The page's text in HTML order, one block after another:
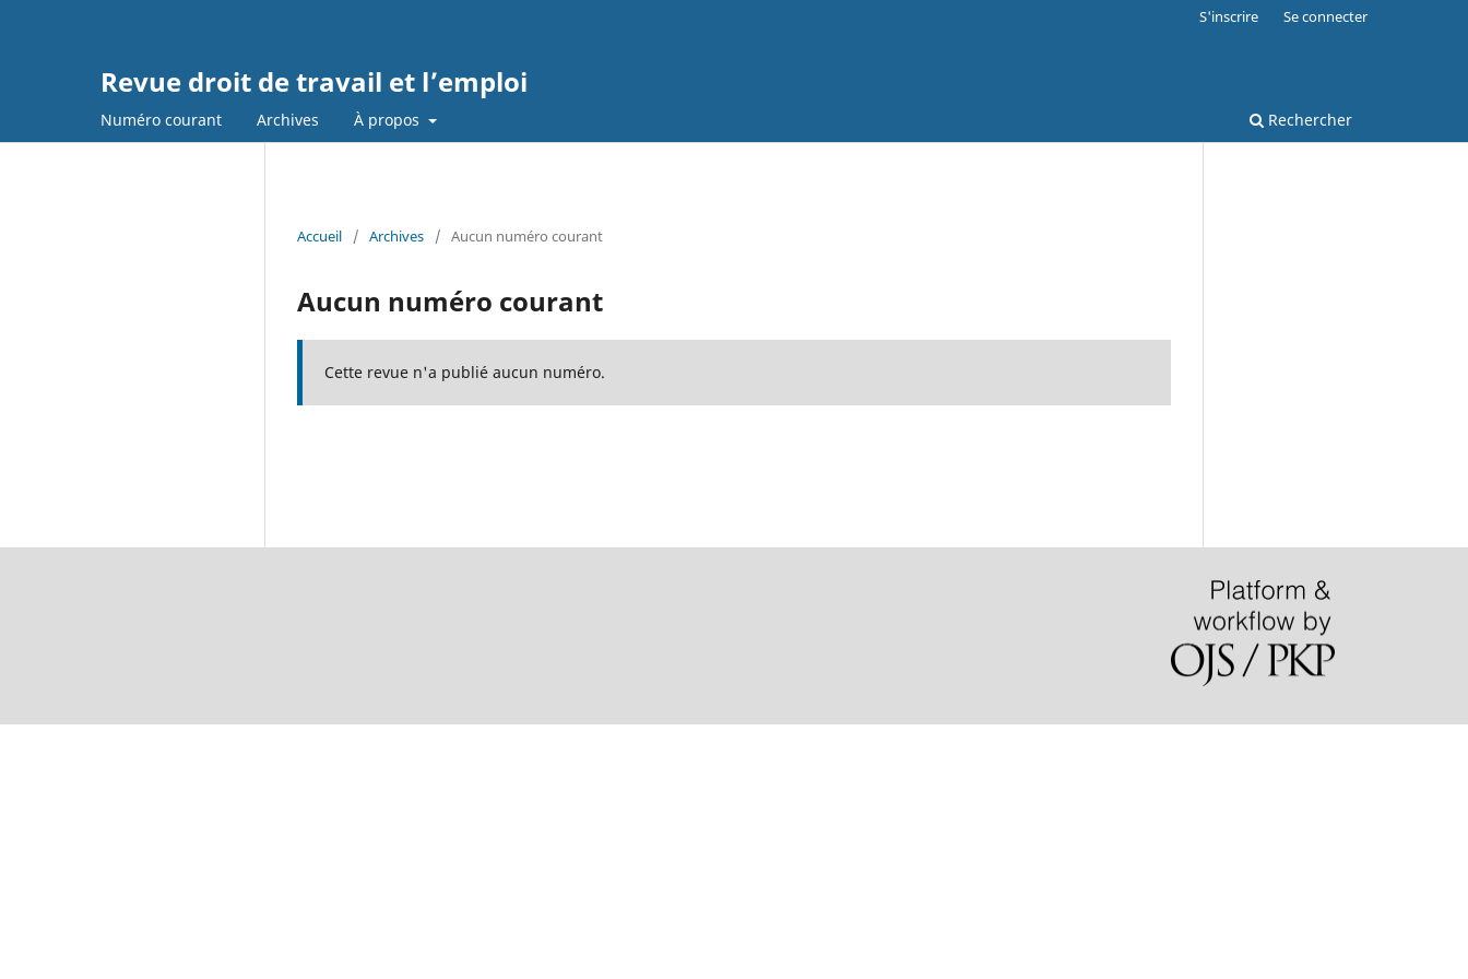
Revue droit de travail et l’emploi
Numéro courant Archives À propos Rechercher
S'inscrire Se connecter
Accueil / Archives / Aucun numéro courant
Aucun numéro courant
Cette revue n'a publié aucun numéro.